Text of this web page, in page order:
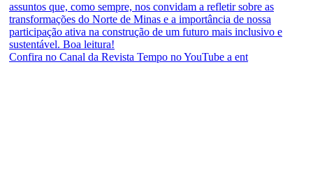
Confira no Canal da Revista Tempo no YouTube a ent